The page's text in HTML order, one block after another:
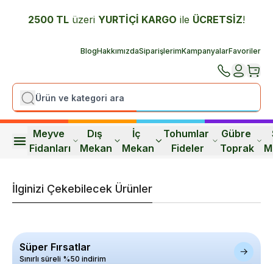
2500 TL üzeri YURTİÇİ KARGO ile ÜCRETSİZ!
BlogHakkımızdaSiparişlerimKampanyalarFavoriler
Meyve
Fidanları
Dış
Mekan
İç
Mekan
Tohumlar
Fideler
Gübre
Toprak
İlginizi Çekebilecek Ürünler
Süper Fırsatlar
Sınırlı süreli %50 indirim